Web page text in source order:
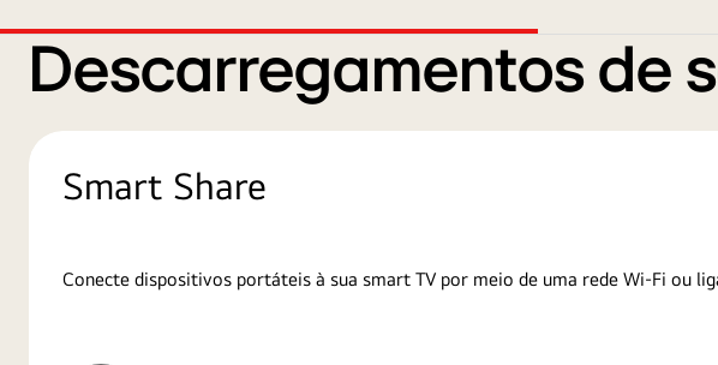
Descarregamentos de
Smart Share
Conecte dispositivos portáteis à sua smart TV por meio de uma rede Wi-Fi ou